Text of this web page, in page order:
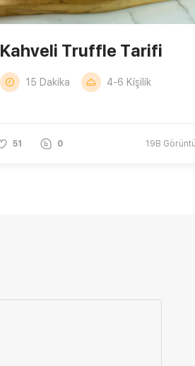
Kahveli Truffle Tarifi
15 Dakika 4-6 Kişilik
51 0 19B